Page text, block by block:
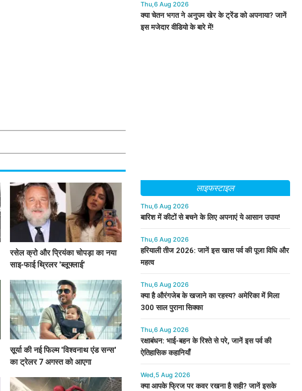
रसेल क्रो और प्रियंका चोपड़ा का नया
साइ-फाई थ्रिलर 'ब्लूफ्लाई'
सूर्या की नई फिल्म 'विश्वनाथ एंड सन्स'
का ट्रेलर 7 अगस्त को आएगा
Thu,6 Aug 2026
क्या चेतन भगत ने अनुपम खेर के ट्रेंड को अपनाया? जानें
इस मजेदार वीडियो के बारे में!
लाइफस्टाइल
Thu,6 Aug 2026
बारिश में कीटों से बचने के लिए अपनाएं ये आसान उपाय!
Thu,6 Aug 2026
हरियाली तीज 2026: जानें इस खास पर्व की पूजा विधि और
महत्व
Thu,6 Aug 2026
क्या है औरंगजेब के खजाने का रहस्य? अमेरिका में मिला
300 साल पुराना सिक्का
Thu,6 Aug 2026
रक्षाबंधन: भाई-बहन के रिश्ते से परे, जानें इस पर्व की
ऐतिहासिक कहानियाँ
Wed,5 Aug 2026
क्या आपके फ्रिज पर कवर रखना है सही? जानें इसके